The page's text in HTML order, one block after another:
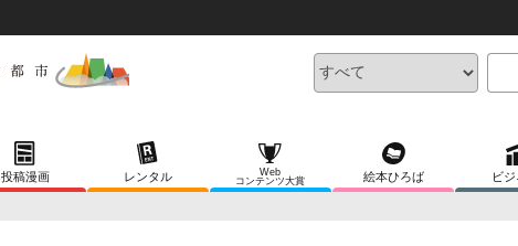
投稿漫画 レンタル
Web
コンテンツ大賞
絵本ひろば ビ